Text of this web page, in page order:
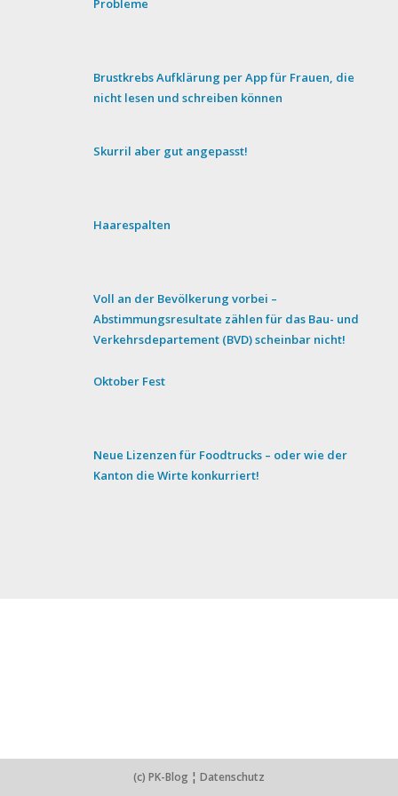
Probleme
Brustkrebs Aufklärung per App für Frauen, die
nicht lesen und schreiben können
Skurril aber gut angepasst!
Haarespalten
Voll an der Bevölkerung vorbei –
Abstimmungsresultate zählen für das Bau- und
Verkehrsdepartement (BVD) scheinbar nicht!
Oktober Fest
Neue Lizenzen für Foodtrucks – oder wie der
Kanton die Wirte konkurriert!
(c) PK-Blog ¦ Datenschutz